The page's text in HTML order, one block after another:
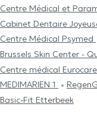
Centre Médical et
Cabinet Dentaire
Centre Médical Psymed
Brussels Skin Center -
Centre médical Eurocare
MEDIMARIEN 1
Basic-Fit Etterbeek